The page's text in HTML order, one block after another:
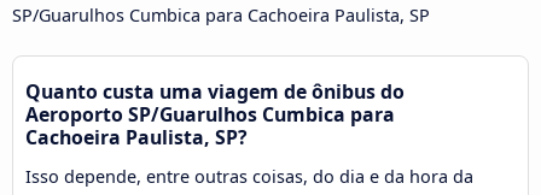
SP/Guarulhos Cumbica para Cachoeira Paulista, SP
Quanto custa uma viagem de ônibus do
Aeroporto SP/Guarulhos Cumbica para
Cachoeira Paulista, SP?
Isso depende, entre outras coisas, do dia e da hora da